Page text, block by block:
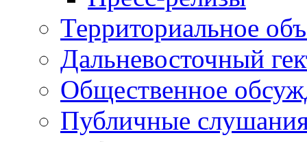
Территориальное
Дальневосточный
Общественное
Публичные